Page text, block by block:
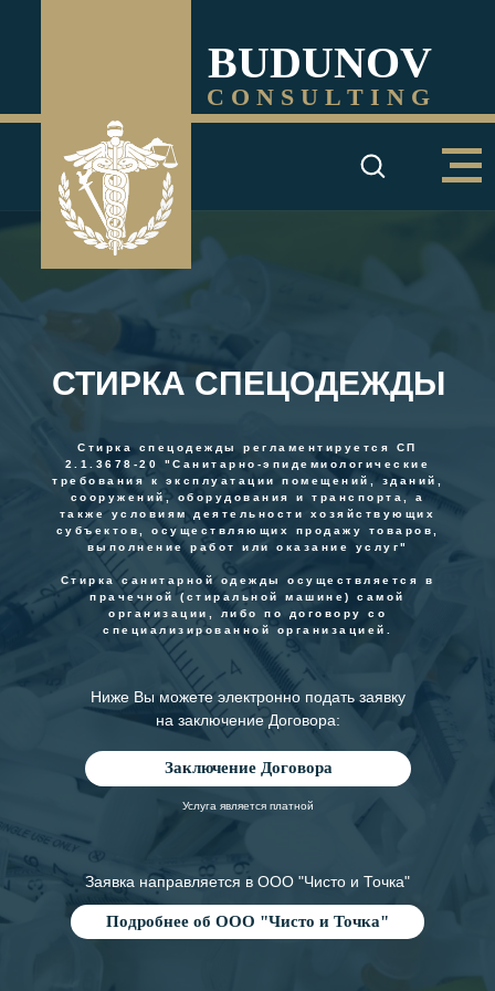
BUDUNOV
C O N S U L T I N G
СТИРКА СПЕЦОДЕЖДЫ
Стирка спецодежды регламентируется СП
2.1.3678-20 "Санитарно-эпидемиологические
требования к эксплуатации помещений, зданий,
сооружений, оборудования и транспорта, а
также условиям деятельности хозяйствующих
субъектов, осуществляющих продажу товаров,
выполнение работ или оказание услуг"
Стирка санитарной одежды осуществляется в
прачечной (стиральной машине) самой
организации, либо по договору со
специализированной организацией.
Заключение Договора
Ниже Вы можете электронно подать заявку
на заключение Договора:
Заявка направляется в ООО "Чисто и Точка"
Подробнее об ООО "Чисто и Точка"
Услуга является платной